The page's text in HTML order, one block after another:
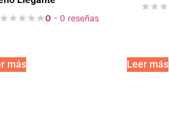
0 - 0 reseñas
más Leer más